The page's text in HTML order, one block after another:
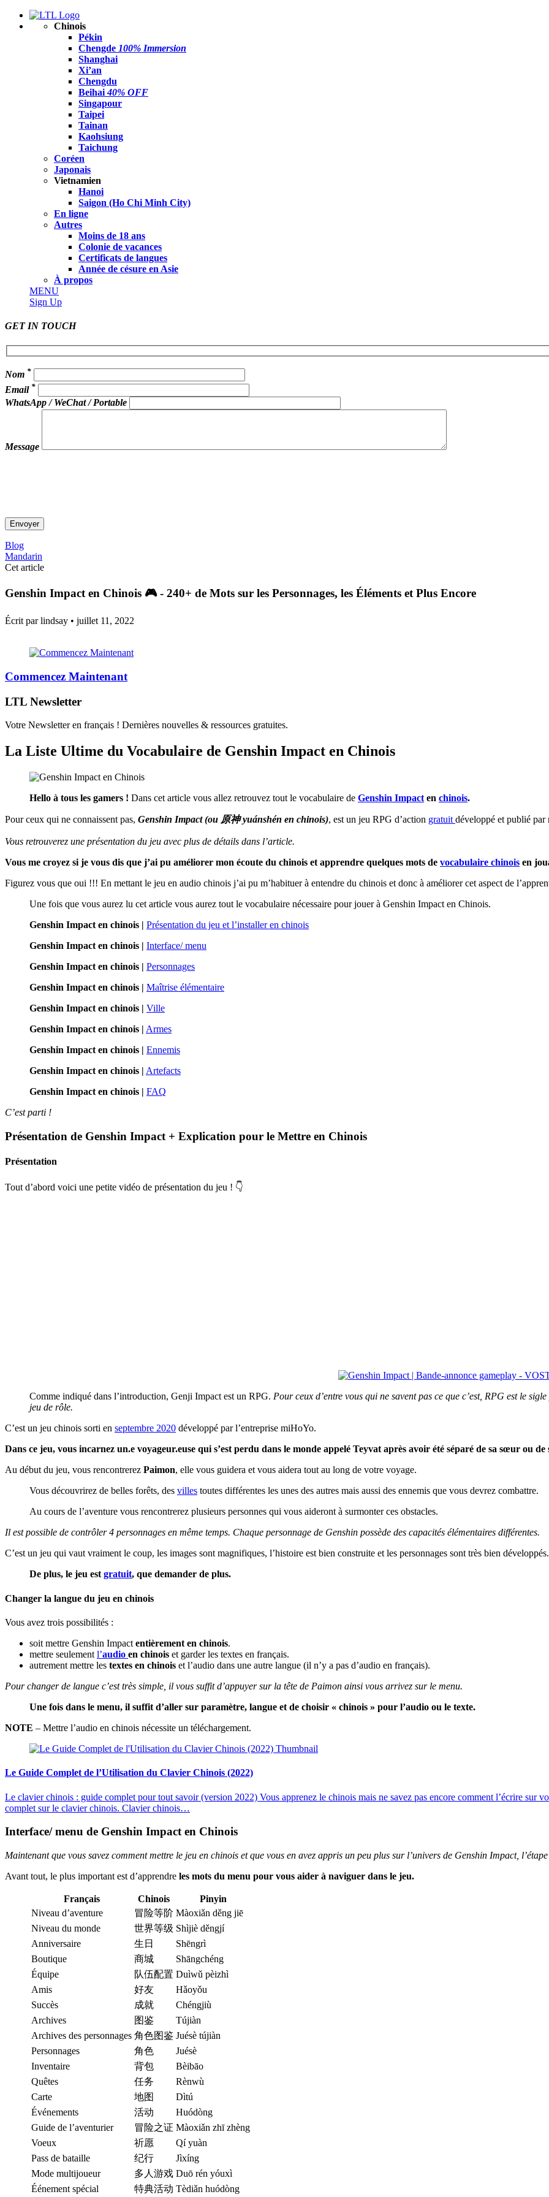
Chinois
Pékin
Chengde 100% Immersion
Shanghai
Xi’an
Chengdu
Beihai40% OFF
Singapour
Taipei
Tainan
Kaohsiung
Taichung
Coréen
Japonais
Vietnamien
Hanoi
Saigon (Ho Chi Minh City)
En ligne
Autres
Moins de 18 ans
Colonie de vacances
Certificats de langues
Année de césure en Asie
À propos
MENU
Sign Up
GET IN TOUCH
Nom *
Email *
WhatsApp / WeChat / Portable
Message
Blog
Mandarin
Cet article
Genshin Impact en Chinois 🎮 - 240+ de Mots sur les Personnages, les Éléments et Plus Encore
Écrit par lindsay • juillet 11, 2022
Commencez Maintenant
LTL Newsletter
Votre Newsletter en français ! Dernières nouvelles & ressources gratuites.
La Liste Ultime du Vocabulaire de Genshin Impact en Chinois
Hello à tous les gamers ! Dans cet article vous allez retrouvez tout le vocabulaire de Genshin Impact en chinois.
Pour ceux qui ne connaissent pas, Genshin Impact (ou 原神 yuánshén en chinois), est un jeu RPG d’action gratuit développé et publié par
Vous retrouverez une présentation du jeu avec plus de détails dans l’article.
Vous me croyez si je vous dis que j’ai pu améliorer mon écoute du chinois et apprendre quelques mots de vocabulaire chinois en
Figurez vous que oui !!! En mettant le jeu en audio chinois j’ai pu m’habituer à entendre du chinois et donc à améliorer cet aspect de
Une fois que vous aurez lu cet article vous aurez tout le vocabulaire nécessaire pour jouer à Genshin Impact en Chinois.
Genshin Impact en chinois | Présentation du jeu et l’installer en chinois
Genshin Impact en chinois | Interface/ menu
Genshin Impact en chinois | Personnages
Genshin Impact en chinois | Maîtrise élémentaire
Genshin Impact en chinois | Ville
Genshin Impact en chinois | Armes
Genshin Impact en chinois | Ennemis
Genshin Impact en chinois | Artefacts
Genshin Impact en chinois | FAQ
C’est parti !
Présentation de Genshin Impact + Explication pour le Mettre en Chinois
Présentation
Tout d’abord voici une petite vidéo de présentation du jeu ! 👇
Comme indiqué dans l’introduction, Genji Impact est un RPG. Pour ceux d’entre vous qui ne savent pas ce que c’est, RPG est le
jeu de rôle.
C’est un jeu chinois sorti en septembre 2020 développé par l’entreprise miHoYo.
Dans ce jeu, vous incarnez un.e voyageur.euse qui s’est perdu dans le monde appelé Teyvat après avoir été séparé de sa sœur ou de
Au début du jeu, vous rencontrerez Paimon, elle vous guidera et vous aidera tout au long de votre voyage.
Vous découvrirez de belles forêts, des villes toutes différentes les unes des autres mais aussi des ennemis que vous devrez combattre.
Au cours de l’aventure vous rencontrerez plusieurs personnes qui vous aideront à surmonter ces obstacles.
Il est possible de contrôler 4 personnages en même temps. Chaque personnage de Genshin possède des capacités élémentaires différentes.
C’est un jeu qui vaut vraiment le coup, les images sont magnifiques, l’histoire est bien construite et les personnages sont très bien développés.
De plus, le jeu estgratuit, que demander de plus.
Changer la langue du jeu en chinois
Vous avez trois possibilités :
soit mettre Genshin Impact entièrement en chinois.
mettre seulement l’audio en chinois et garder les textes en français.
autrement mettre les textes en chinois et l’audio dans une autre langue (il n’y a pas d’audio en français).
Pour changer de langue c’est très simple, il vous suffit d’appuyer sur la tête de Paimon ainsi vous arrivez sur le menu.
Une fois dans le menu, il suffit d’aller sur paramètre, langue et de choisir « chinois » pour l’audio ou le texte.
NOTE – Mettre l’audio en chinois nécessite un téléchargement.
Le Guide Complet de l’Utilisation du Clavier Chinois (2022)
Le clavier chinois : guide complet pour tout savoir (version 2022) Vous apprenez le chinois mais ne savez pas encore comment l’écrire sur
complet sur le clavier chinois. Clavier chinois…
Interface/ menu de Genshin Impact en Chinois
Maintenant que vous savez comment mettre le jeu en chinois et que vous en avez appris un peu plus sur l’univers de Genshin Impact,
Avant tout, le plus important est d’apprendre les mots du menu pour vous aider à naviguer dans le jeu.
Français Chinois
Pinyin
Niveau d’aventure
冒险等阶 Màoxiǎn děng jiē
Niveau du monde
世界等级 Shìjiè děngjí
Anniversaire
生日
Shēngrì
Boutique
商城
Shāngchéng
Équipe
队伍配置 Duìwǔ pèizhì
Amis
好友
Hǎoyǒu
Succès
成就
Chéngjiù
Archives
图鉴
Tújiàn
Archives des personnages 角色图鉴 Juésè tújiàn
Personnages
角色
Juésè
Inventaire
背包
Bèibāo
Quêtes
任务
Rènwù
Carte
地图
Dìtú
Événements
活动
Huódòng
Guide de l’aventurier
冒险之证 Màoxiǎn zhī zhèng
Voeux
祈愿
Qí yuàn
Pass de bataille
纪行
Jìxíng
Mode multijoueur
多人游戏 Duō rén yóuxì
Éénement spécial
特典活动 Tèdiǎn huódòng